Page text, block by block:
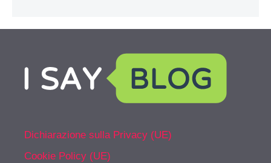
Dichiarazione sulla Privacy (UE)
Cookie Policy (UE)